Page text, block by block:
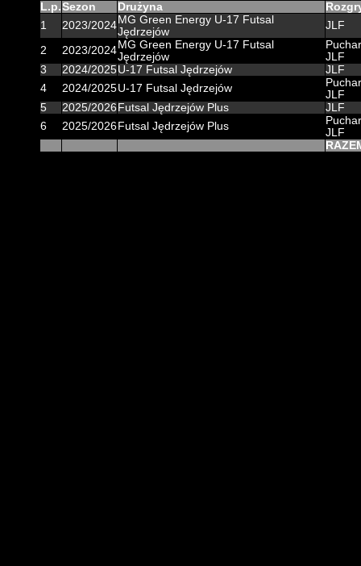
L.p.Sezon Drużyna
1
2023/2024 MG Green Energy U-17 Futsal
Jędrzejów
JLF
2 2023/2024 MG Green Energy U-17 Futsal
Jędrzejów
Puchar
JLF
3
2024/2025U-17 Futsal Jędrzejów
JLF
4
2024/2025U-17 Futsal Jędrzejów
Puchar
JLF
5
2025/2026 Futsal Jędrzejów Plus
JLF
6
2025/2026 Futsal Jędrzejów Plus
Puchar
JLF